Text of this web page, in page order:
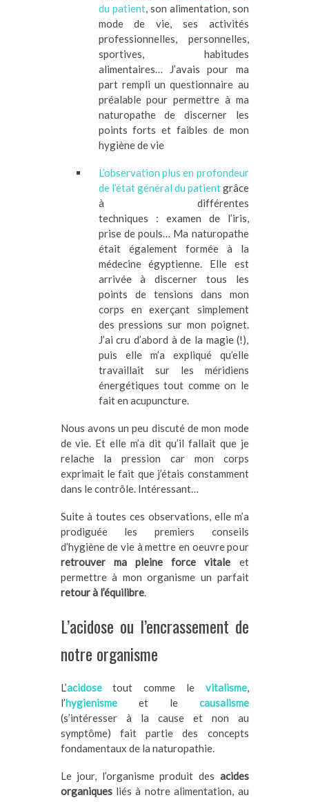
du patient, son alimentation, son
mode de vie, ses activités
professionnelles, personnelles,
sportives, habitudes
alimentaires… J’avais pour ma
part rempli un questionnaire au
préalable pour permettre à ma
naturopathe de discerner les
points forts et faibles de mon
hygiène de vie
L’observation plus en profondeur
de l’état général du patientgrâce
à différentes
techniques : examen de l’iris,
prise de pouls… Ma naturopathe
était également formée à la
médecine égyptienne. Elle est
arrivée à discerner tous les
points de tensions dans mon
corps en exerçant simplement
des pressions sur mon poignet.
J’ai cru d’abord à de la magie (!),
puis elle m’a expliqué qu’elle
travaillait sur les méridiens
énergétiques tout comme on le
fait en acupuncture.
Nous avons un peu discuté de mon mode
de vie. Et elle m’a dit qu’il fallait que je
relache la pression car mon corps
exprimait le fait que j’étais constamment
dans le contrôle. Intéressant…
Suite à toutes ces observations, elle m’a
prodiguée les premiers conseils
d’hygiène de vie à mettre en oeuvre pour
retrouver ma pleine force vitale et
permettre à mon organisme un parfait
retour à l’équilibre.
L’acidose ou l’encrassement de
notre organisme
L’acidosetout comme le vitalisme,
l’hygienismeet le causalisme
(s’intéresser à la cause et non au
symptôme) fait partie des concepts
fondamentaux de la naturopathie.
Le jour, l’organisme produit des acides
organiquesliés à notre alimentation, au